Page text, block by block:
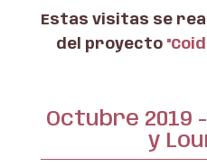
Estas visitas se
del proyecto
Octubre 2019
y